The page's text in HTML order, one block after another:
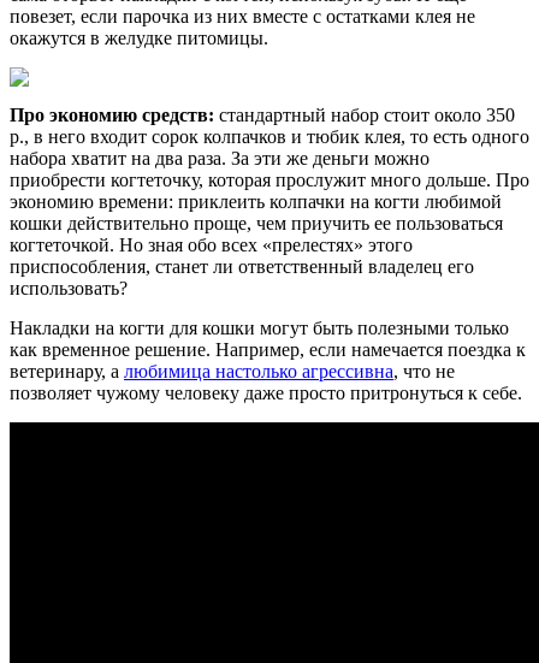
повезет, если парочка из них вместе с остатками клея не
окажутся в желудке питомицы.
Про экономию средств: стандартный набор стоит около 350
р., в него входит сорок колпачков и тюбик клея, то есть одного
набора хватит на два раза. За эти же деньги можно
приобрести когтеточку, которая прослужит много дольше. Про
экономию времени: приклеить колпачки на когти любимой
кошки действительно проще, чем приучить ее пользоваться
когтеточкой. Но зная обо всех «прелестях» этого
приспособления, станет ли ответственный владелец его
использовать?
Накладки на когти для кошки могут быть полезными только
как временное решение. Например, если намечается поездка к
ветеринару, а любимица настолько агрессивна, что не
позволяет чужому человеку даже просто притронуться к себе.